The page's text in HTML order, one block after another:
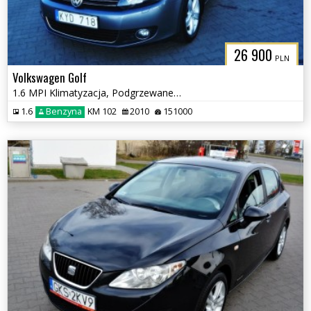
26 900 PLN
Volkswagen Golf
1.6 MPI Klimatyzacja, Podgrzewane fotele
1.6 Benzyna KM 102 2010 151000